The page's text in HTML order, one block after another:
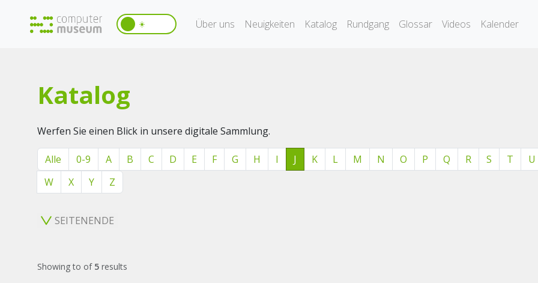
☀️ Über uns Neuigkeiten Katalog Rundgang Glossar Videos Kalender
Katalog
Werfen Sie einen Blick in unsere digitale Sammlung.
Alle 0-9 A B C D E F G H I J K L M N O P Q R S T U
W
X Y Z
SEITENENDE
Showingto of 5 results